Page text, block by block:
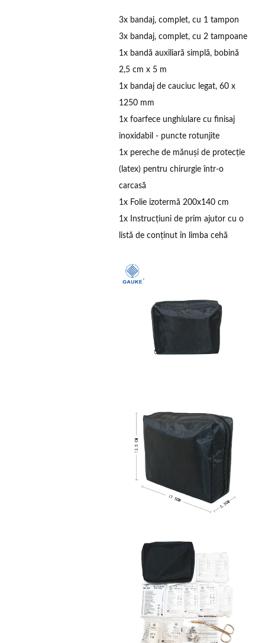
3x bandaj, complet, cu 1 tampon
3x bandaj, complet, cu 2 tampoane
1x bandă auxiliară simplă, bobină
2,5 cm x 5 m
1x bandaj de cauciuc legat, 60 x
1250 mm
1x foarfece unghiulare cu finisaj
inoxidabil - puncte rotunjite
1x pereche de mănuși de protecție
(latex) pentru chirurgie într-o
carcasă
1x Folie izotermă 200x140 cm
1x Instrucțiuni de prim ajutor cu o
listă de conținut în limba cehă